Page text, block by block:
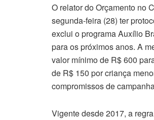
O relator do Orçamento no
segunda-feira (28) ter
exclui o programa Auxílio
para os próximos anos. A
valor mínimo de R$ 600
de R$ 150 por criança
compromissos de
Vigente desde 2017, a